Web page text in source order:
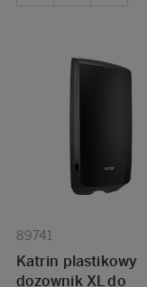
89741
Katrin plastikowy
dozownik XL do